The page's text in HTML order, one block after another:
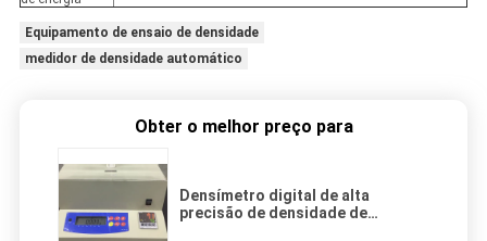
Equipamento de ensaio de densidade
medidor de densidade automático
Obter o melhor preço para
Densímetro digital de alta
precisão de densidade de